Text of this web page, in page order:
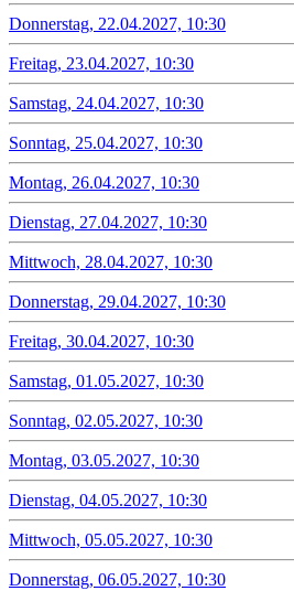
Donnerstag, 22.04.2027, 10:30
Freitag, 23.04.2027, 10:30
Samstag, 24.04.2027, 10:30
Sonntag, 25.04.2027, 10:30
Montag, 26.04.2027, 10:30
Dienstag, 27.04.2027, 10:30
Mittwoch, 28.04.2027, 10:30
Donnerstag, 29.04.2027, 10:30
Freitag, 30.04.2027, 10:30
Samstag, 01.05.2027, 10:30
Sonntag, 02.05.2027, 10:30
Montag, 03.05.2027, 10:30
Dienstag, 04.05.2027, 10:30
Mittwoch, 05.05.2027, 10:30
Donnerstag, 06.05.2027, 10:30